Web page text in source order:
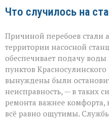
Что случилось на
Причиной перебоев стали
территории насосной
обеспечивает подачу
пунктов
вынуждены были
неисправность, — в таких
ремонта важнее комфорта,
всё равно ощутимы.